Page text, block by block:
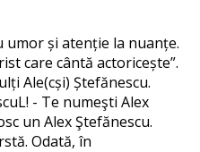
umor și atenție la nuanțe.
care cântă actoricește”.
Ale(cși) Ștefănescu.
- Te numeşti Alex
un Alex Ştefănescu.
Odată, în